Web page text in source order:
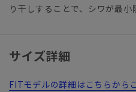
り干しすることで、シワが最小
サイズ詳細
FITモデルの詳細はこちらから